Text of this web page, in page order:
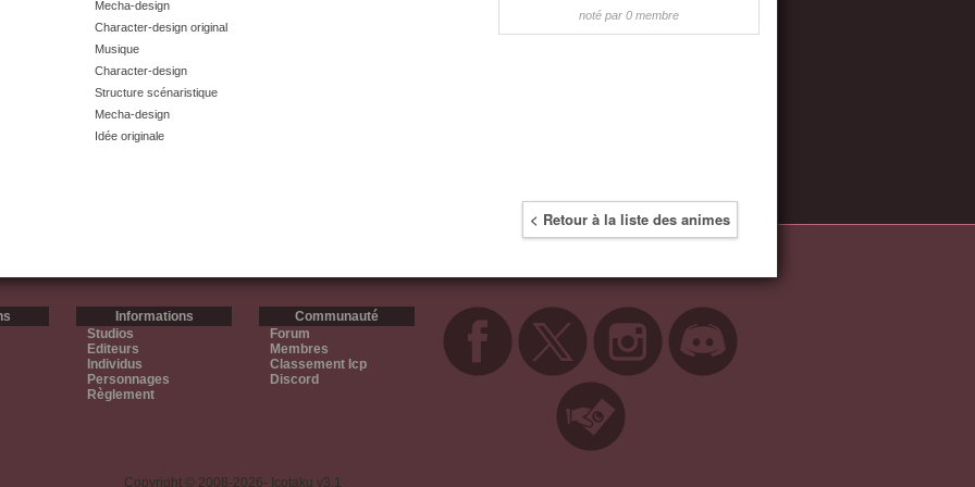
noté par 0 membre
Mecha-design
Character-design original
Musique
Character-design
Structure scénaristique
Mecha-design
Idée originale
< Retour à la liste des animes
Informations
Studios
Editeurs
Individus
Personnages
Règlement
Communauté
Forum
Membres
Classement Icp
Discord
Copyright © 2008-2026- Icotaku v3.1